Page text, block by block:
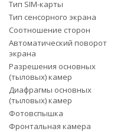
Тип SIM-карты
Тип сенсорного экрана
Соотношение сторон
Автоматический поворот
экрана
Разрешения основных
(тыловых) камер
Диафрагмы основных
(тыловых) камер
Фотовспышка
Фронтальная камера